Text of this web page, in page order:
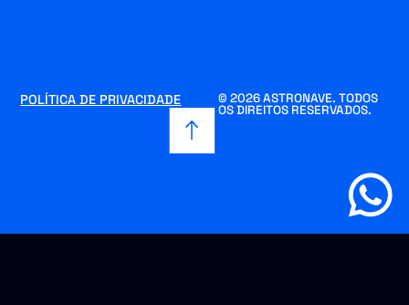
© 2026 ASTRONAVE. TODOS
OS DIREITOS RESERVADOS.
POLÍTICA DE PRIVACIDADE